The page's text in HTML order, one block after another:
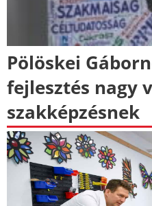
Pölöskei
fejlesztés nagy
szakképzésnek